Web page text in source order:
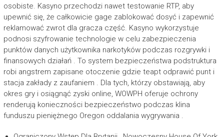
osobiste. Kasyno przechodzi nawet testowanie RTP, aby
upewnić się, że całkowicie gage zablokować dosyć i zapewnić
reklamować zwrot dla gracza część. Kasyno wykorzystuje
podnosi szyfrowanie technologie w celu zabezpieczenia
punktów danych użytkownika narkotyków podczas rozgrywki i
finansowych działań . To system bezpieczeństwa podstruktura
robi angstrem zapisane otoczenie gdzie teapt odprawić punt i
stacja zakłady z zaufaniem . Dla tych, którzy obstawiają, aby
okres gry i osiągnąć zyski online, WOWPH oferuje ochrony
renderują konieczności bezpieczeństwo podczas klina
funduszu pieniężnego Oregon oddalania wygrywania .